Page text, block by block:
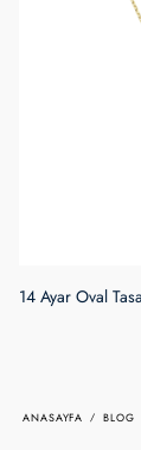
ANASAYFA BLOG